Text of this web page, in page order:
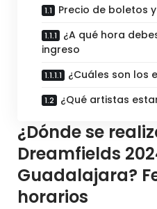
Precio de boletos
¿A qué hora
ingreso
¿Cuáles son los
¿Qué artistas
¿Dónde se
Dreamfields
Guadalajara?
horarios